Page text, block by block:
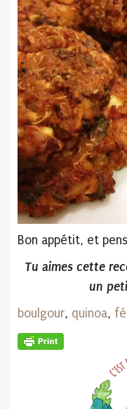
Bon appétit, et
Tu aimes cette
un
boulgour, quinoa,